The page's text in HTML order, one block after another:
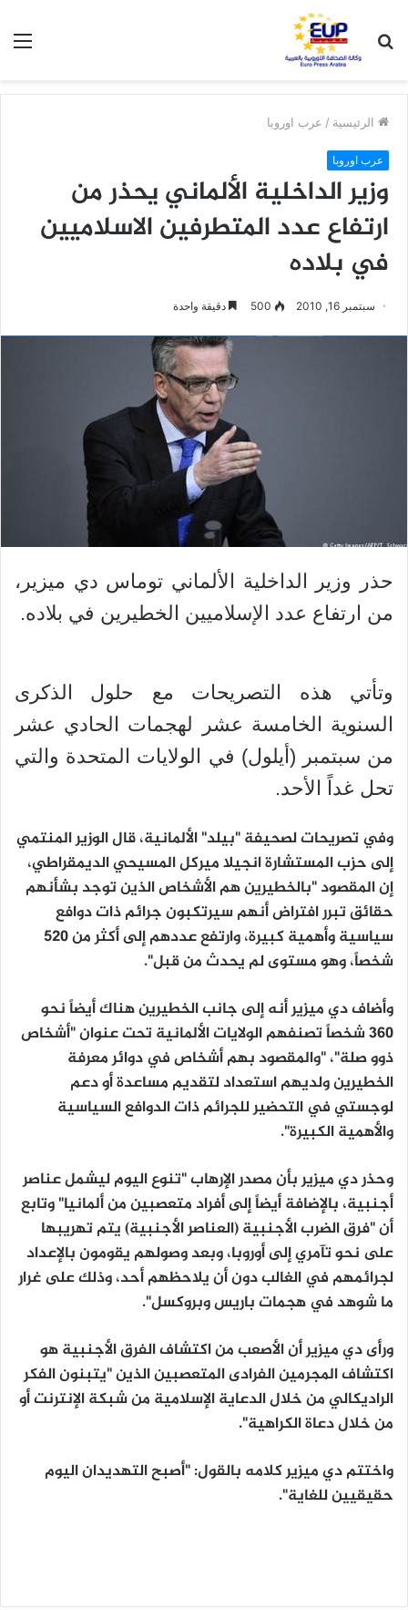
عن
الرئيسية / عرب اوروبا
عرب اوروبا
وزير الداخلية الألماني يحذر من
ارتفاع عدد المتطرفين الاسلاميين
في بلاده
سبتمبر 16, 2010 500 دقيقة واحدة
حذر وزير الداخلية الألماني توماس دي ميزير،
من ارتفاع عدد الإسلاميين الخطيرين في بلاده.
وتأتي هذه التصريحات مع حلول الذكرى
السنوية الخامسة عشر لهجمات الحادي عشر
من سبتمبر (أيلول) في الولايات المتحدة والتي
تحل غداً الأحد.
وفي تصريحات لصحيفة "بيلد" الألمانية، قال الوزير المنتمي
إلى حزب المستشارة انجيلا ميركل المسيحي الديمقراطي،
إن المقصود "بالخطيرين هم الأشخاص الذين توجد بشأنهم
حقائق تبرر افتراض أنهم سيرتكبون جرائم ذات دوافع
سياسية وأهمية كبيرة، وارتفع عددهم إلى أكثر من 520
شخصاً، وهو مستوى لم يحدث من قبل".
وأضاف دي ميزير أنه إلى جانب الخطيرين هناك أيضاً نحو
360 شخصاً تصنفهم الولايات الألمانية تحت عنوان "أشخاص
ذوو صلة"، "والمقصود بهم أشخاص في دوائر معرفة
الخطيرين ولديهم استعداد لتقديم مساعدة أو دعم
لوجستي في التحضير للجرائم ذات الدوافع السياسية
والأهمية الكبيرة".
وحذر دي ميزير بأن مصدر الإرهاب "تنوع اليوم ليشمل عناصر
أجنبية، بالإضافة أيضاً إلى أفراد متعصبين من ألمانيا" وتابع
أن "فرق الضرب الأجنبية (العناصر الأجنبية) يتم تهريبها
على نحو تآمري إلى أوروبا، وبعد وصولهم يقومون بالإعداد
لجرائمهم في الغالب دون أن يلاحظهم أحد، وذلك على غرار
ما شوهد في هجمات باريس وبروكسل".
ورأى دي ميزير أن الأصعب من اكتشاف الفرق الأجنبية هو
اكتشاف المجرمين الفرادى المتعصبين الذين "يتبنون الفكر
الراديكالي من خلال الدعاية الإسلامية من شبكة الإنترنت أو
من خلال دعاة الكراهية".
واختتم دي ميزير كلامه بالقول: "أصبح التهديدان اليوم
حقيقيين للغاية".